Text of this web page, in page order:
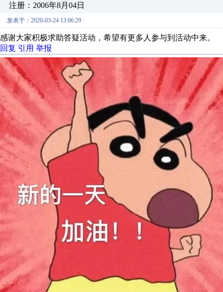
注册：2006年8月04日
发表于：2020-03-24 13:06:29
感谢大家积极求助答疑活动，希望有更多人参与到活动中来。
回复 引用 举报